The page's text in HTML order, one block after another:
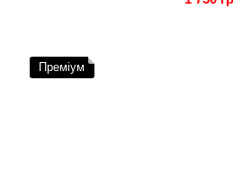
Преміум